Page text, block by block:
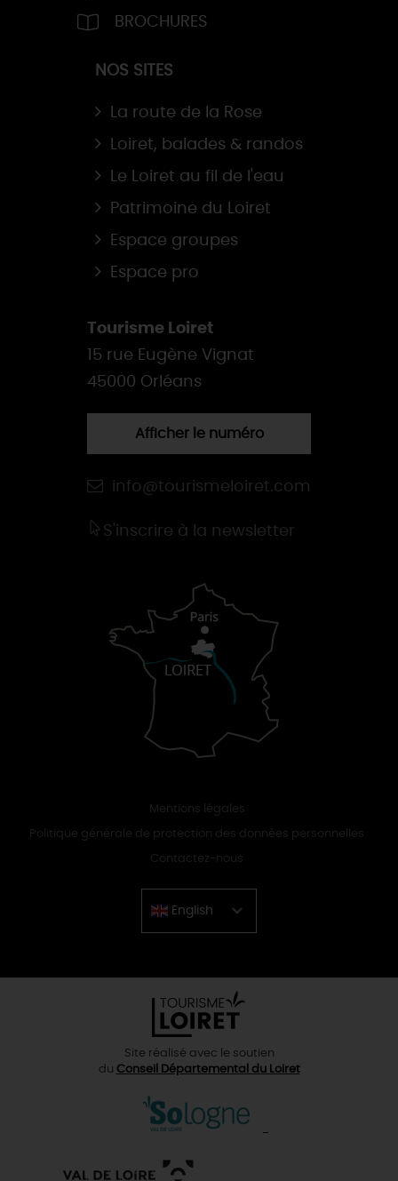
BROCHURES
NOS SITES
La route de la Rose
Loiret, balades & randos
Le Loiret au fil de l'eau
Patrimoine du Loiret
Espace groupes
Espace pro
Tourisme Loiret
15 rue Eugène Vignat
45000 Orléans
Afficher le numéro
info@tourismeloiret.com
S'inscrire à la newsletter
Mentions légales
Politique générale de protection des données personnelles
Contactez-nous
English
Chinese
Site réalisé avec le soutien
du Conseil Départemental du Loiret